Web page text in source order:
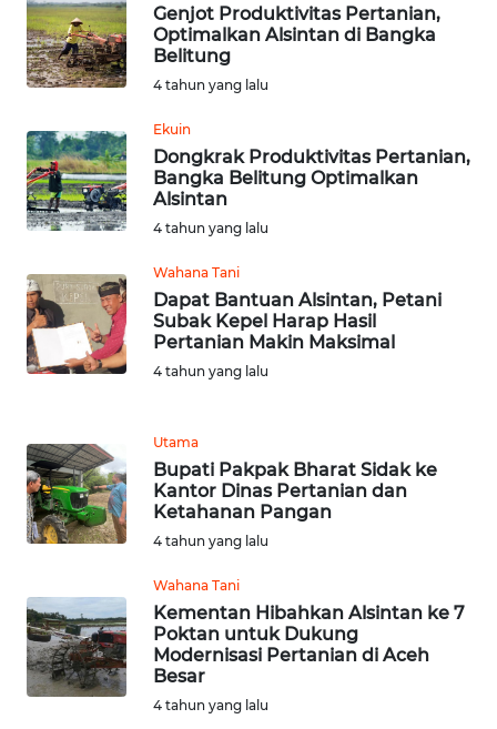
Genjot Produktivitas Pertanian,
Optimalkan Alsintan di Bangka
Belitung
4 tahun yang lalu
Ekuin
Dongkrak Produktivitas Pertanian,
Bangka Belitung Optimalkan
Alsintan
4 tahun yang lalu
Wahana Tani
Dapat Bantuan Alsintan, Petani
Subak Kepel Harap Hasil
Pertanian Makin Maksimal
4 tahun yang lalu
Utama
Bupati Pakpak Bharat Sidak ke
Kantor Dinas Pertanian dan
Ketahanan Pangan
4 tahun yang lalu
Wahana Tani
Kementan Hibahkan Alsintan ke 7
Poktan untuk Dukung
Modernisasi Pertanian di Aceh
Besar
4 tahun yang lalu
WN
PAKPAK
WN
BEKASI
BOGOR
WN
DEPOK
TAPANULI
UTARA
WN
WN
PADANG
LAWAS